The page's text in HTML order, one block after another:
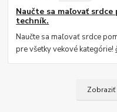
Naučte sa maľovať
techník.
Naučte sa maľovať srdce
pre všetky vekové kategórie!
Zobraziť